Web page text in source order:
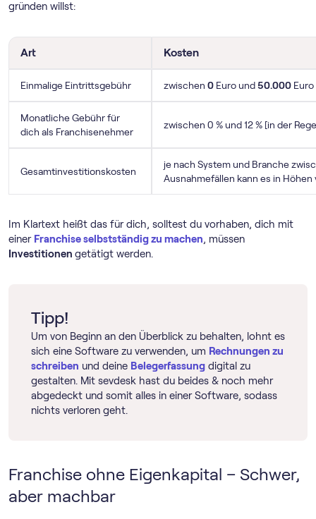
gründen willst:
Art Kosten
Einmalige Eintrittsgebühr zwischen 0 Euro und50.000 Euro
Monatliche Gebühr für
dich als Franchisenehmer
zwischen 0 % und 12 % [in der
Gesamtinvestitionskosten
je nach System und Branche
Ausnahmefällen kann es in
Im Klartext heißt das für dich, solltest du vorhaben, dich mit
einer Franchise selbstständig zu machen, müssen
Investitionen getätigt werden.
Tipp!
Um von Beginn an den Überblick zu behalten, lohnt es
sich eine Software zu verwenden, um Rechnungen zu
schreiben und deine Belegerfassung digital zu
gestalten. Mit sevdesk hast du beides & noch mehr
abgedeckt und somit alles in einer Software, sodass
nichts verloren geht.
Franchise ohne Eigenkapital – Schwer,
aber machbar